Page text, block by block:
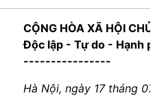
CỘNG HÒA XÃ HỘI CHỦ
Độc lập - Tự do - Hạnh
----------------
Hà Nội, ngày 17 tháng 07